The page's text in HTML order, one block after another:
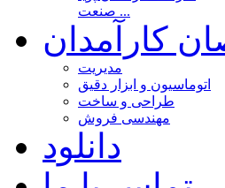
صنعت ...
کارآمدان
مدیریت
اتوماسیون و ابزار دقیق
طراحی و ساخت
مهندسی فروش
دانلود